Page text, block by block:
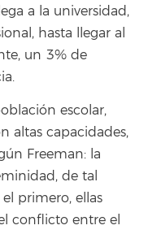
a la universidad,
hasta llegar al
un 3% de
escolar,
altas capacidades,
Freeman: la
de tal
primero, ellas
conflicto entre el